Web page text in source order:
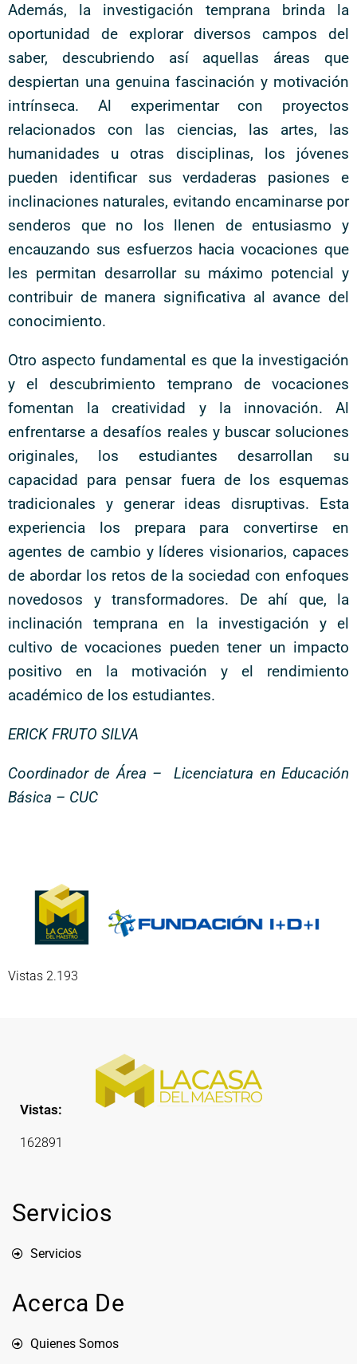
Además, la investigación temprana brinda la
oportunidad de explorar diversos campos del
saber, descubriendo así aquellas áreas que
despiertan una genuina fascinación y motivación
intrínseca. Al experimentar con proyectos
relacionados con las ciencias, las artes, las
humanidades u otras disciplinas, los jóvenes
pueden identificar sus verdaderas pasiones e
inclinaciones naturales, evitando encaminarse por
senderos que no los llenen de entusiasmo y
encauzando sus esfuerzos hacia vocaciones que
les permitan desarrollar su máximo potencial y
contribuir de manera significativa al avance del
conocimiento.
Otro aspecto fundamental es que la investigación
y el descubrimiento temprano de vocaciones
fomentan la creatividad y la innovación. Al
enfrentarse a desafíos reales y buscar soluciones
originales, los estudiantes desarrollan su
capacidad para pensar fuera de los esquemas
tradicionales y generar ideas disruptivas. Esta
experiencia los prepara para convertirse en
agentes de cambio y líderes visionarios, capaces
de abordar los retos de la sociedad con enfoques
novedosos y transformadores. De ahí que, la
inclinación temprana en la investigación y el
cultivo de vocaciones pueden tener un impacto
positivo en la motivación y el rendimiento
académico de los estudiantes.
ERICK FRUTO SILVA
Coordinador de Área – Licenciatura en Educación
Básica – CUC
Vistas 2.193
Vistas:
162891
Servicios
Servicios
Acerca De
Quienes Somos